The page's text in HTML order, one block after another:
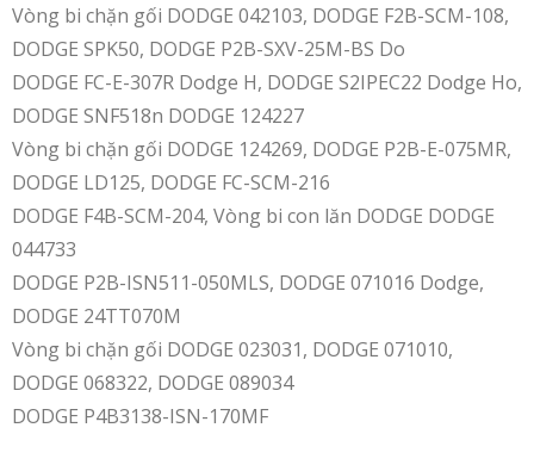
Vòng bi chặn gối DODGE 042103, DODGE F2B-SCM-108,
DODGE SPK50, DODGE P2B-SXV-25M-BS Do
DODGE FC-E-307R Dodge H, DODGE S2IPEC22 Dodge Ho,
DODGE SNF518n DODGE 124227
Vòng bi chặn gối DODGE 124269, DODGE P2B-E-075MR,
DODGE LD125, DODGE FC-SCM-216
DODGE F4B-SCM-204, Vòng bi con lăn DODGE DODGE
044733
DODGE P2B-ISN511-050MLS, DODGE 071016 Dodge,
DODGE 24TT070M
Vòng bi chặn gối DODGE 023031, DODGE 071010,
DODGE 068322, DODGE 089034
DODGE P4B3138-ISN-170MF